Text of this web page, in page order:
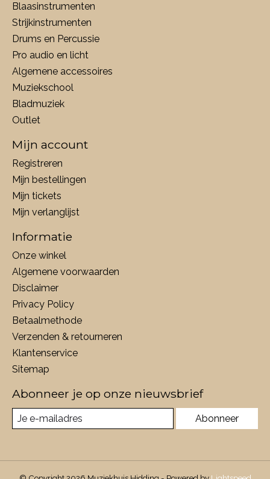
Blaasinstrumenten
Strijkinstrumenten
Drums en Percussie
Pro audio en licht
Algemene accessoires
Muziekschool
Bladmuziek
Outlet
Mijn account
Registreren
Mijn bestellingen
Mijn tickets
Mijn verlanglijst
Informatie
Onze winkel
Algemene voorwaarden
Disclaimer
Privacy Policy
Betaalmethode
Verzenden & retourneren
Klantenservice
Sitemap
Abonneer je op onze nieuwsbrief
Abonneer